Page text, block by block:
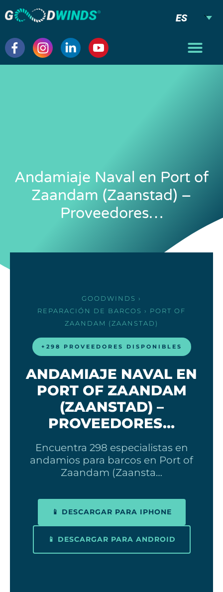
ES
Andamiaje Naval en Port of
Zaandam (Zaanstad) –
Proveedores…
GOODWINDS ›
REPARACIÓN DE BARCOS › PORT OF
ZAANDAM (ZAANSTAD)
+298 PROVEEDORES DISPONIBLES
ANDAMIAJE NAVAL EN
PORT OF ZAANDAM
(ZAANSTAD) –
PROVEEDORES…
Encuentra 298 especialistas en
andamios para barcos en Port of
Zaandam (Zaansta…
📱 DESCARGAR PARA IPHONE
📱 DESCARGAR PARA ANDROID